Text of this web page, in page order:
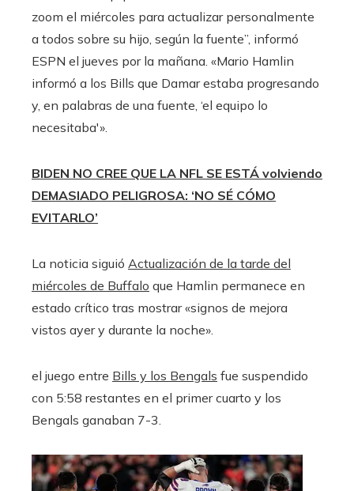
zoom el miércoles para actualizar personalmente
a todos sobre su hijo, según la fuente”, informó
ESPN el jueves por la mañana. «Mario Hamlin
informó a los Bills que Damar estaba progresando
y, en palabras de una fuente, ‘el equipo lo
necesitaba'».
BIDEN NO CREE QUE LA NFL SE ESTÁ volviendo
DEMASIADO PELIGROSA: ‘NO SÉ CÓMO
EVITARLO’
La noticia siguió Actualización de la tarde del
miércoles de Buffalo que Hamlin permanece en
estado crítico tras mostrar «signos de mejora
vistos ayer y durante la noche».
el juego entre Bills y los Bengals fue suspendido
con 5:58 restantes en el primer cuarto y los
Bengals ganaban 7-3.